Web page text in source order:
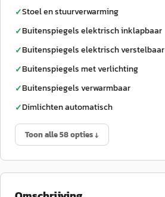
✓Stoel en stuurverwarming
✓Buitenspiegels elektrisch inklapbaar
✓Buitenspiegels elektrisch verstelbaar
✓Buitenspiegels met verlichting
✓Buitenspiegels verwarmbaar
✓Dimlichten automatisch
Toon alle 58 opties ↓